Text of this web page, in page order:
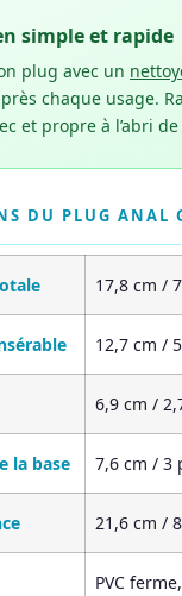
simple et rapide
plug avec un
chaque usage.
et propre à l’abri
DU PLUG ANAL
17,8 cm /
12,7 cm /
6,9 cm /
la base 7,6 cm / 3
21,6 cm /
PVC